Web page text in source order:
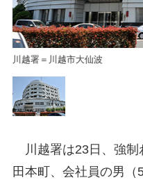
川越署＝川越市大仙波
川越署は23日、強制
田本町、会社員の男（